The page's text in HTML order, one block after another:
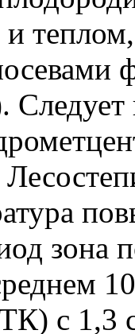
и
зона
с 1,3